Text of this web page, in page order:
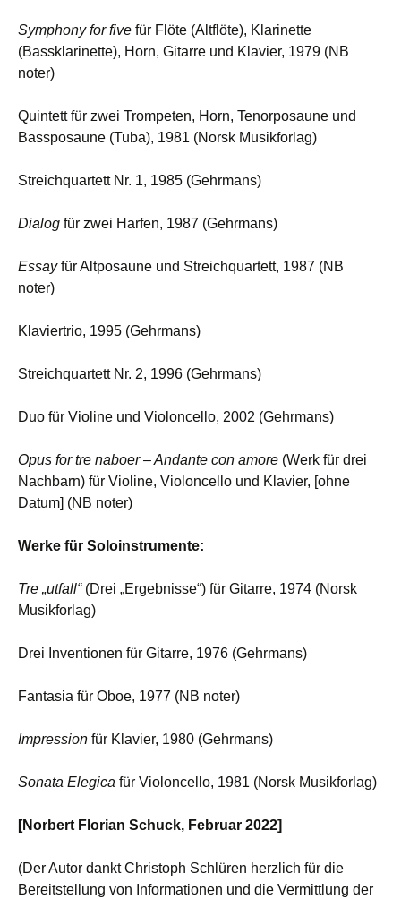
Symphony for five für Flöte (Altflöte), Klarinette
(Bassklarinette), Horn, Gitarre und Klavier, 1979 (NB
noter)
Quintett für zwei Trompeten, Horn, Tenorposaune und
Bassposaune (Tuba), 1981 (Norsk Musikforlag)
Streichquartett Nr. 1, 1985 (Gehrmans)
Dialog für zwei Harfen, 1987 (Gehrmans)
Essayfür Altposaune und Streichquartett, 1987 (NB
noter)
Klaviertrio, 1995 (Gehrmans)
Streichquartett Nr. 2, 1996 (Gehrmans)
Duo für Violine und Violoncello, 2002 (Gehrmans)
Opus for tre naboer – Andante con amore (Werk für drei
Nachbarn) für Violine, Violoncello und Klavier, [ohne
Datum] (NB noter)
Werke für Soloinstrumente:
Tre „utfall“(Drei „Ergebnisse“) für Gitarre, 1974 (Norsk
Musikforlag)
Drei Inventionen für Gitarre, 1976 (Gehrmans)
Fantasia für Oboe, 1977 (NB noter)
Impression für Klavier, 1980 (Gehrmans)
Sonata Elegica für Violoncello, 1981 (Norsk Musikforlag)
[Norbert Florian Schuck, Februar 2022]
(Der Autor dankt Christoph Schlüren herzlich für die
Bereitstellung von Informationen und die Vermittlung der